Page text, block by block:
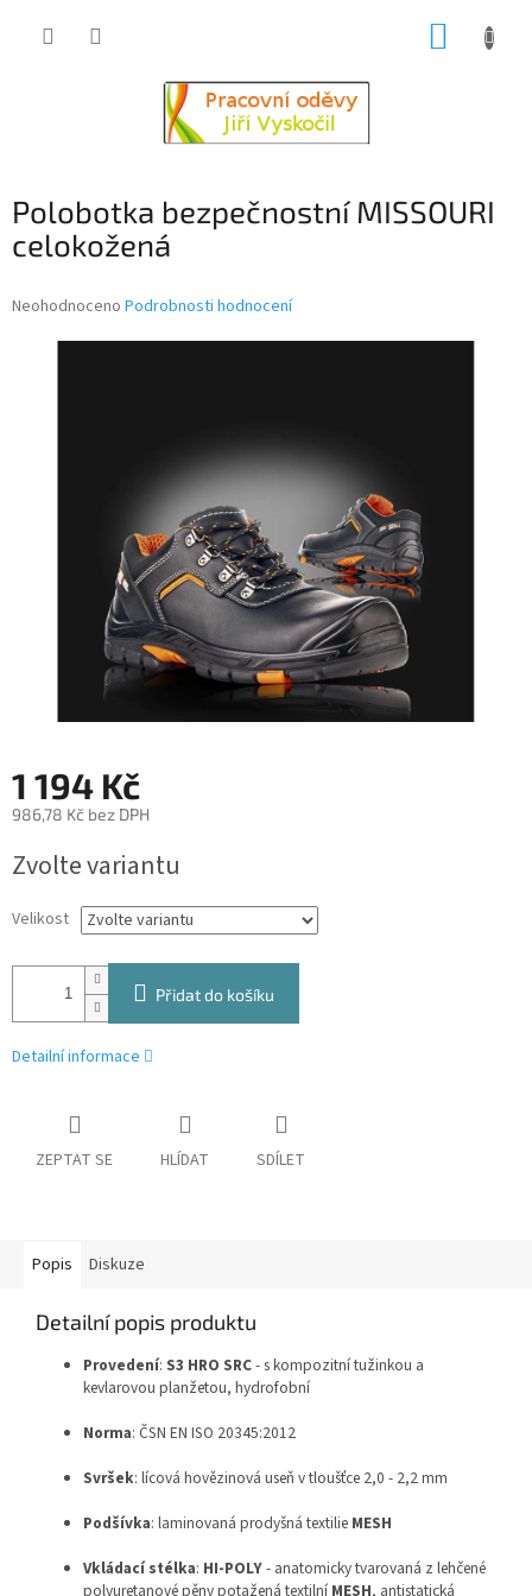
Polobotka bezpečnostní MISSOURI
celokožená
Průměrné
Neohodnoceno Podrobnosti hodnocení
1 194 Kč
986,78 Kč bez DPH
cena:
Zvolte variantu
Velikost
Přidat do košíku
Detailní informace
ZEPTAT SE HLÍDAT SDÍLET
Popis Diskuze
Detailní popis produktu
Provedení: S3 HRO SRC- s kompozitní tužinkou a
kevlarovou planžetou, hydrofobní
Norma: ČSN EN ISO 20345:2012
Svršek: lícová hovězinová useň v tloušťce 2,0 - 2,2 mm
Podšívka: laminovaná prodyšná textilie MESH
Vkládací stélka: HI-POLY- anatomicky tvarovaná z lehčené
polyuretanové pěny potažená textilní MESH, antistatická